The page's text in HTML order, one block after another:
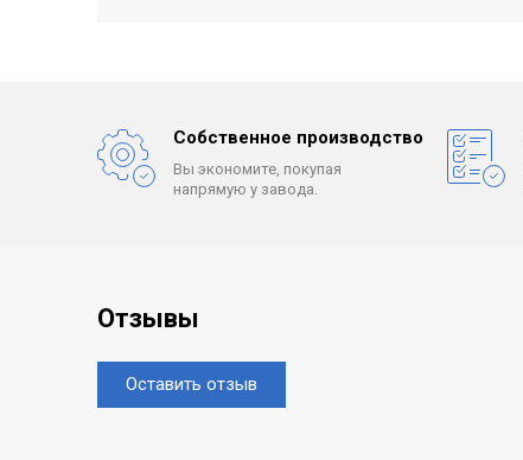
Собственное производство
Вы экономите, покупая
напрямую у завода.
Отзывы
Оставить отзыв